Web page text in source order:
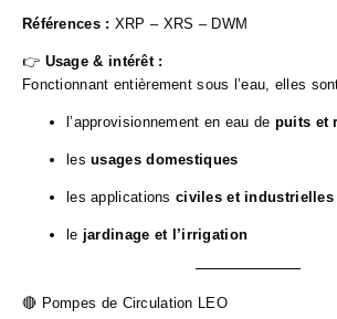
Références : XRP – XRS – DWM
👉 Usage & intérêt :
Fonctionnant entièrement sous l’eau, elles
l’approvisionnement en eau de puits et
lesusages domestiques
les applications civiles et industrielles
le jardinage et l’irrigation
🔴 Pompes de Circulation LEO